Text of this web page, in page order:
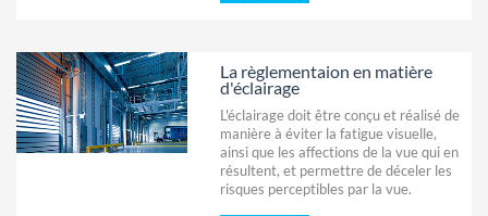
La règlementaion en matière
d'éclairage
L'éclairage doit être conçu et réalisé de
manière à éviter la fatigue visuelle,
ainsi que les affections de la vue qui en
résultent, et permettre de déceler les
risques perceptibles par la vue.